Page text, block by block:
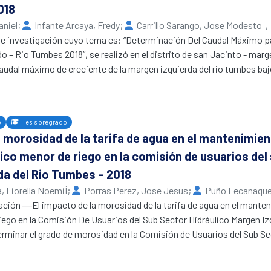
Se recolectó información de: libros, tesis de grado e
describe la Ubicación del sector a Trabajar, Tipo de Estudio,
de Datos, Plan de Procesamiento y Análisis de Datos.
muestra los resultados obtenidos, hechos en tablas y gráficos
de haber analizado los resultados adquiridos se procedió a
que ayudarán a mejorar el Uso Eficiente del Agua
; Infante Arcaya, Fredy; Carrillo Sarango, Jose Modesto ,
investigación cuyo tema es: “Determinación Del Caudal Máximo
– Rio Tumbes 2018”, se realizó en el distrito de san Jacinto -
máximo de creciente de la margen izquierda del rio tumbes
el caudal de diseño mediante los dos métodos probabilísticos
3592.66 m3/s.
la simulación y el modelamiento hidráulico para complementar
del caudal máximo. Observando de esta manera las áreas
del caudal máximo previa al diseño de una obra
la defensa ribereña.
y el modelamiento hidráulico hicimos una mejora técnica
de riego tamarindo.
Tesis pregrado
morosidad de la tarifa de agua en el
menor de riego en la comisión de usuarios
del Rio Tumbes – 2018
Fiorella NoemiÍ; Porras Perez, Jose Jesus; Puño
Tumbes
―El impacto de la morosidad de la tarifa de agua en el
en la Comisión De Usuarios del Sub Sector Hidráulico Margen
el grado de morosidad en la Comisión de Usuarios del Sub
planteó un estudio de tipo practico y un diseño no experimental,